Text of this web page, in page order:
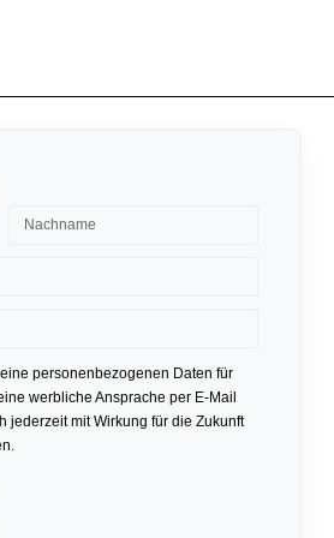
personenbezogenen Daten für
werbliche Ansprache per E-Mail
jederzeit mit Wirkung für die Zukunft